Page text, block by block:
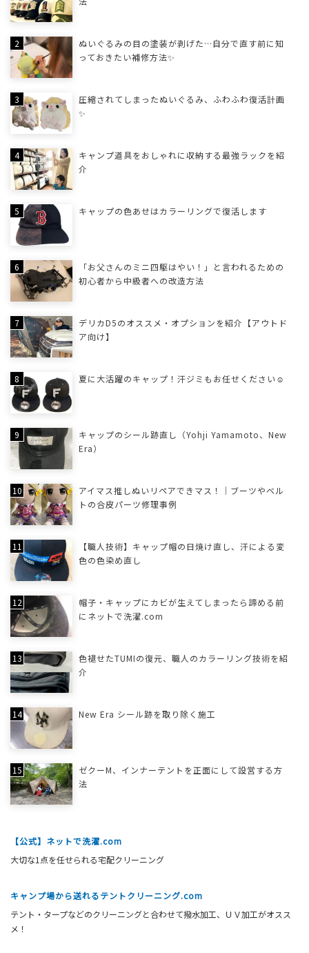
ぬいぐるみの目の塗装が剥げた…自分で直す前に知
っておきたい補修方法✨
圧縮されてしまったぬいぐるみ、ふわふわ復活計画
✨
キャンプ道具をおしゃれに収納する最強ラックを紹
介
キャップの色あせはカラーリングで復活します
「お父さんのミニ四駆はやい！」と言われるための
初心者から中級者への改造方法
デリカD5のオススメ・オプションを紹介【アウトド
ア向け】
夏に大活躍のキャップ！汗ジミもお任せください☺
キャップのシール跡直し（Yohji Yamamoto、New
Era）
アイマス推しぬいリペアできマス！｜ブーツやベル
トの合皮パーツ修理事例
【職人技術】キャップ帽の日焼け直し、汗による変
色の色染め直し
帽子・キャップにカビが生えてしまったら諦める前
にネットで洗濯.com
色褪せたTUMIの復元、職人のカラーリング技術を紹
介
New Era シール跡を取り除く施工
ゼクーM、インナーテントを正面にして設営する方
法
【公式】ネットで洗濯.com
大切な1点を任せられる宅配クリーニング
キャンプ場から送れるテントクリーニング.com
テント・タープなどのクリーニングと合わせて撥水加工、ＵＶ加工がオスス
メ！